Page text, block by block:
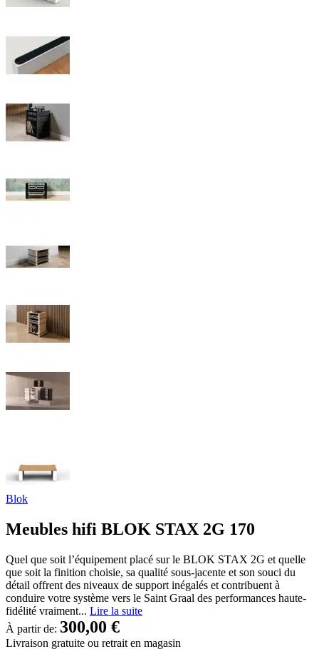
Blok
Meubles hifi BLOK STAX 2G 170
Quel que soit l’équipement placé sur le BLOK STAX 2G et quelle
que soit la finition choisie, sa qualité sous-jacente et son souci du
détail offrent des niveaux de support inégalés et contribuent à
conduire votre système vers le Saint Graal des performances haute-
fidélité vraiment... Lire la suite
À partir de: 300,00 €
Livraison gratuite ou retrait en magasin